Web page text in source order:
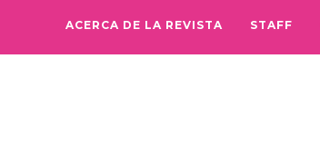
ACERCA DE LA REVISTA STAFF